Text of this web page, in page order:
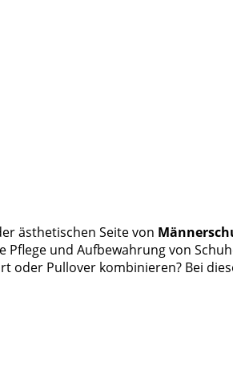
ästhetischen Seite von
und Aufbewahrung von
oder Pullover kombinieren? Bei